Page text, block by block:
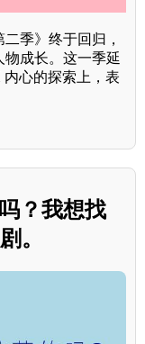
季》终于回归，
成长。这一季延
心的探索上，表
？我想找
。